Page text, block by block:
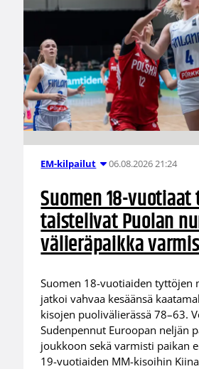
EM-kilpailut 06.08.2026 21:24
Suomen 18-
taistelivat Puolan
välieräpaikka
Suomen 18-vuotiaiden tyttöjen
jatkoi vahvaa kesäänsä
kisojen puolivälierässä 78–63.
Sudenpennut Euroopan neljän
joukkoon sekä varmisti paikan
19-vuotiaiden MM-kisoihin